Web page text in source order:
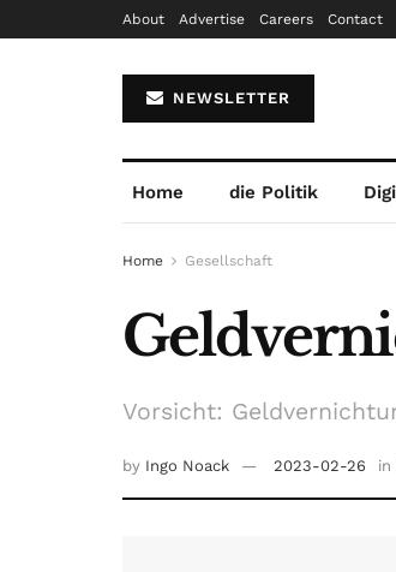
About Advertise Careers Contact
NEWSLETTER
Home die Politik
Home Gesellschaft
Vorsicht:
by Ingo Noack 2023-02-26 in